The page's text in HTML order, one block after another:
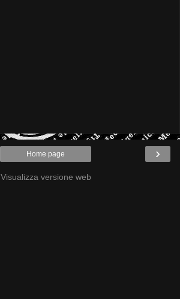
›
Home page
Visualizza versione web